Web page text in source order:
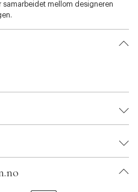
samarbeidet mellom designeren